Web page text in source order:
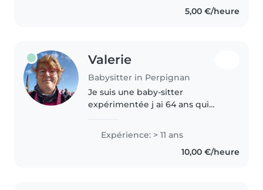
5,00 €/heure
Valerie
Babysitter in Perpignan
Je suis une baby-sitter
expérimentée j ai 64 ans qui
enfants. Avec plus de 11 années
d'expérience auprès des tout-
petits, des enfants d'âge
Expérience: > 11 ans
10,00 €/heure